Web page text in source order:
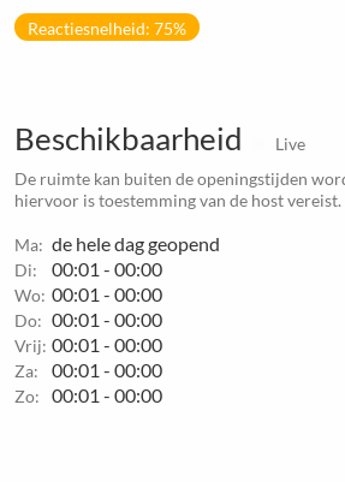
Reactiesnelheid: 75%
Beschikbaarheid
Live
De ruimte kan buiten de openingstijden
hiervoor is toestemming van de host vereist.
Ma: de hele dag geopend
Di: 00:01 - 00:00
Wo: 00:01 - 00:00
Do: 00:01 - 00:00
Vrij: 00:01 - 00:00
Za: 00:01 - 00:00
Zo: 00:01 - 00:00